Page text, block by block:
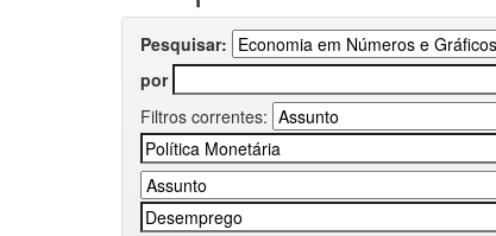
Pesquisar:
por
Filtros correntes: